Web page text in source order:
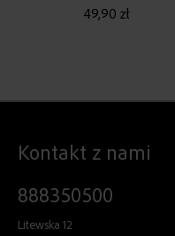
SZACHOWNICY 40X20X25
49,90 zł
Kontakt z nami
888350500
Litewska 12